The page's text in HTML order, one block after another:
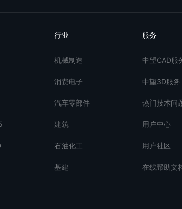
行业
机械制造
消费电子
汽车零部件
建筑
石油化工
基建
服务
中望CAD服
中望3D服务
热门技术问
用户中心
用户社区
在线帮助文